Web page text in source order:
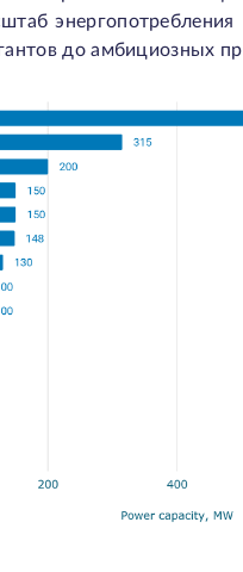
до амбициозных